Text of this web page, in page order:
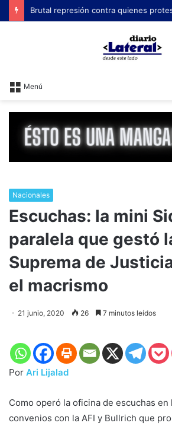
Menú
Nacionales
Escuchas: la mini
paralela que gestó
Suprema de
el macrismo
21 junio, 2020 26 7 minutos leídos
Por Ari Lijalad
Como operó la oficina de escuchas en
convenios con la AFI y Bullrich que